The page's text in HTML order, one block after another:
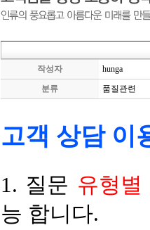
작성자
hunga
분류
품질관련
고객 상담 이
1. 질문 유형
능 합니다.